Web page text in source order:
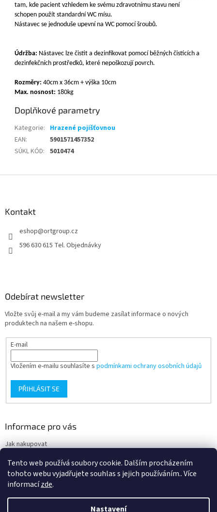
Tento web používá soubory cookie. Dalším procházením
tohoto webu vyjadřujete souhlas s jejich používáním.. Více
informacízde.
Nastavení
tam, kde pacient vzhledem ke svému zdravotnímu stavu není
schopen použít standardní WC mísu.
Nástavec se jednoduše upevní na WC pomocí šroubů.
Údržba: Nástavec lze čistit a dezinfikovat pomocí běžných čistících a
dezinfekčních prostředků, které nepoškozují povrch.
Rozměry: 40cm x 36cm + výška 10cm
Max. nosnost: 180kg
Doplňkové parametry
Kategorie: Hrazené pojišťovnou
EAN:
5901571457352
SÚKL KÓD: 5010474
Kontakt
eshop@ortgroup.cz
596 630 615 Tel. Objednávky
Odebírat newsletter
Vložte svůj e-mail a my vám budeme zasílat informace o nových
produktech na našem e-shopu.
E-mail
Vložením e-mailu souhlasíte s podmínkami ochrany osobních údajů
PŘIHLÁSIT SE
Informace pro vás
Jak nakupovat
Podmínky ochrany osobních údajů